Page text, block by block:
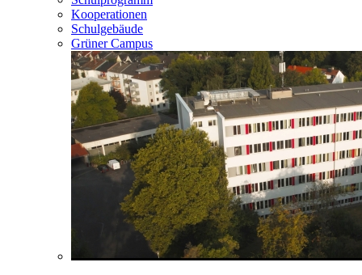
Kooperationen
Schulgebäude
Grüner Campus